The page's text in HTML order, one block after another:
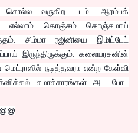
சொல்ல வருகிற படம். ஆரம்பக்
எல்லாம் கொஞ்சம் கொஞ்சமாய்
சிம்மா ரஜினியை இமிட்டேட்
இருந்திருக்கும். கலையரசனின்
மெட்ராஸில் நடித்தவரா என்ற கேள்வி
சமாச்சாரங்கள் அட போட